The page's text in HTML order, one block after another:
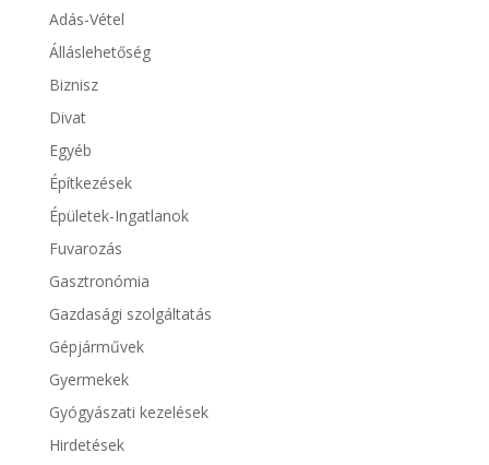
Adás-Vétel
Álláslehetőség
Biznisz
Divat
Egyéb
Építkezések
Épületek-Ingatlanok
Fuvarozás
Gasztronómia
Gazdasági szolgáltatás
Gépjárművek
Gyermekek
Gyógyászati kezelések
Hirdetések